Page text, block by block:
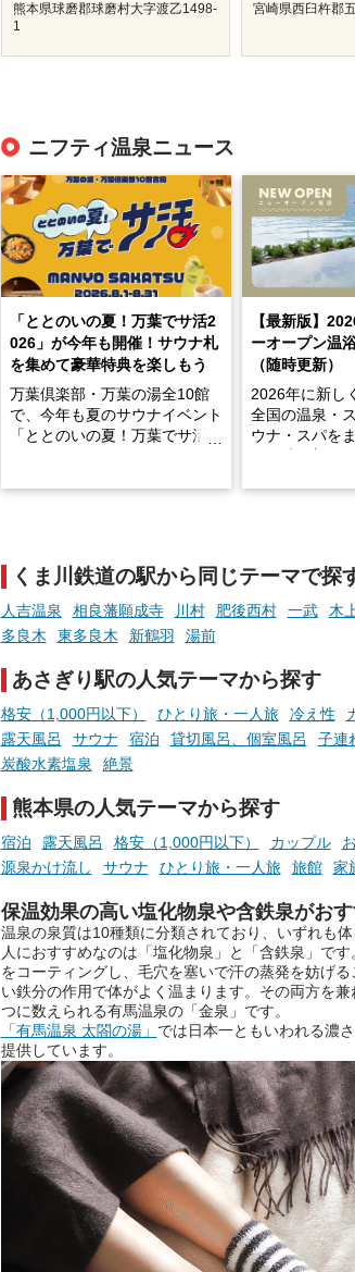
熊本県球磨郡球磨村大字渡乙1498-
1
宮崎県西臼杵郡
ニフティ温泉ニュース
「ととのいの夏！万葉でサ活2
026」が今年も開催！サウナ札
を集めて豪華特典を楽しもう
万葉倶楽部・万葉の湯全10館
で、今年も夏のサウナイベント
「ととのいの夏！万葉でサ活2
2026年8月1日（土）～8月31
札」を集めることで、オリジナ
ルグッズや無料券などの特典と
交換可能。
ュやアウフグースなど、サウナ
好きにはたまらない多彩なイベ
ントも予定されています。ぜひ
チェックしてください！
提供元：万葉倶楽部株式会社
この記事は万葉倶楽部株式会社
のPR記事です。
【最新版】
ーオープン温
（随時更新）
2026年に新し
全国の温泉・
ウナ・スパを
天然温泉や露
現地取材記事
ていますので
ぜひチェック
くま川鉄道の駅から同じテーマで探
人吉温泉 相良藩願成寺 川村 肥後西村 一武 木
多良木
東多良木 新鶴羽 湯前
あさぎり駅の人気テーマから探す
格安（1,000円以下） ひとり旅・一人旅 冷え性
露天風呂
サウナ 宿泊 貸切風呂、個室風呂 子連
炭酸水素塩泉
絶景
熊本県の人気テーマから探す
宿泊 露天風呂 格安（1,000円以下） カップル
源泉かけ流し
サウナ ひとり旅・一人旅 旅館 家
保温効果の高い塩化物泉や含鉄泉がお
温泉の泉質は10種類に分類されており、いずれも
人におすすめなのは「塩化物泉」と「含鉄泉」で
をコーティングし、毛穴を塞いで汗の蒸発を妨げ
い鉄分の作用で体がよく温まります。その両方を
つに数えられる有馬温泉の「金泉」です。
「有馬温泉 太閤の湯」 では日本一ともいわれる濃
提供しています。